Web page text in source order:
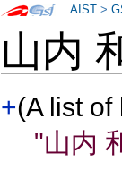
山内
+(A list
"山内
AIST >